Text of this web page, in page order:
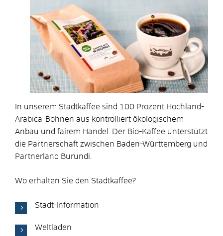
In unserem Stadtkaffee sind 100 Prozent Hochland-
Arabica-Bohnen aus kontrolliert ökologischem
Anbau und fairem Handel. Der Bio-Kaffee unterstützt
die Partnerschaft zwischen Baden-Württemberg und
Partnerland Burundi.
Wo erhalten Sie den Stadtkaffee?
Stadt-Information
Weltladen